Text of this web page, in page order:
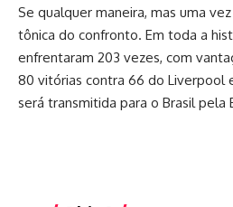
Se qualquer maneira, mas uma
tônica do confronto. Em toda a
enfrentaram 203 vezes, com
80 vitórias contra 66 do Liverpool
será transmitida para o Brasil pela